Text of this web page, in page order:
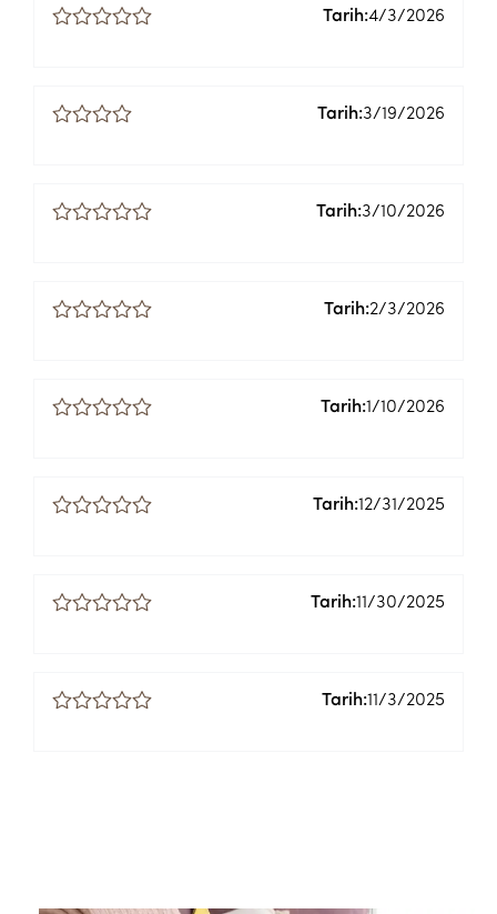
Tarih:4/3/2026
Tarih:3/19/2026
Tarih:3/10/2026
Tarih:2/3/2026
Tarih:1/10/2026
Tarih:12/31/2025
Tarih:11/30/2025
Tarih:11/3/2025